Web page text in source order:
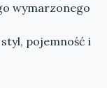
wymarzonego
pojemność i